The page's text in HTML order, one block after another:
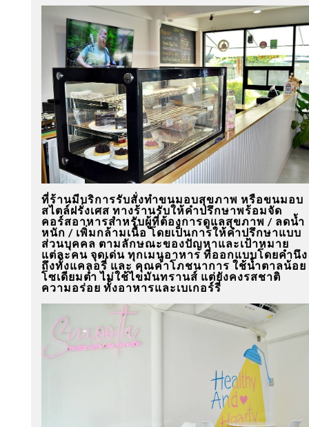
ที่ร้านมีบริการรับสั่งทำขนมอบสุขภาพ หรือขนมอบ
สไตล์ฝรั่งเศส ทางร้านรับให้คำปรึกษาพร้อมจัด
คอร์สอาหารสำหรับผู้ที่ต้องการดูแลสุขภาพ / ลดน้ำ
หนัก / เพิ่มกล้ามเนื้อ โดยเป็นการให้คำปรึกษาแบบ
ส่วนบุคคล ตามลักษณะของปัญหาและเป้าหมาย
แต่ละคน จุดเด่น ทุกเมนูอาหาร ที่ออกแบบโดยคำนึง
ถึงทั้งแคลอรี่ และ คุณค่าโภชนาการ ใช้น้ำตาลน้อย
โซเดียมต่ำ ไม่ใช้ไขมันทรานส์ แต่ยังคงรสชาติ
ความอร่อย ทั้งอาหารและเบเกอร์รี่